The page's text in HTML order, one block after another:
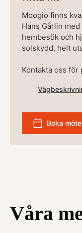
Moogio finns
Hans Gårlin
hembesök och
solskydd, helt
Kontakta oss
Boka möte
Våra